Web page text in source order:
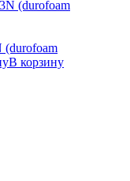
(durofoam
В корзину